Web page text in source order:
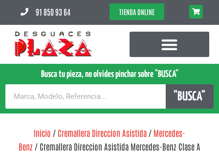
91 850 93 64 TIENDA ONLINE
Busca tu pieza, no olvides pinchar sobre "BUSCA"
"BUSCA"
Inicio / Cremallera Direccion Asistida / Mercedes-
Benz / Cremallera Direccion Asistida Mercedes-Benz Clase A